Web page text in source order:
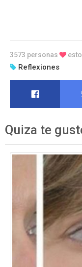
3573 personas esto
Reflexiones
Quiza te